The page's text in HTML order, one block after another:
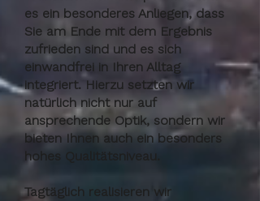
es ein besonderes Anliegen, dass
Sie am Ende mit dem Ergebnis
zufrieden sind und es sich
einwandfrei in Ihren Alltag
integriert. Hierzu setzten wir
natürlich nicht nur auf
ansprechende Optik, sondern wir
bieten Ihnen auch ein besonders
hohes Qualitätsniveau.
Tagtäglich realisieren wir